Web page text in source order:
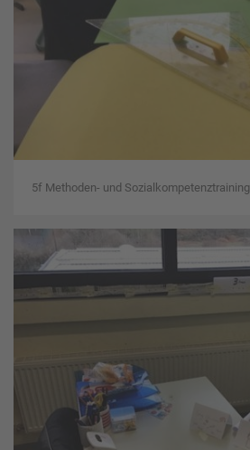
5f Methoden- und Sozialkompetenztraining